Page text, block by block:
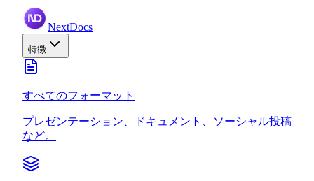
NextDocs
特徴
すべてのフォーマット
プレゼンテーション、ドキュメント、ソーシャル投稿
など。